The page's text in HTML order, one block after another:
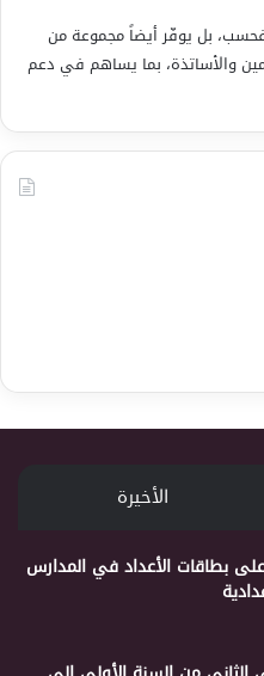
بل يوفّر أيضاً مجموعة من
والأساتذة، بما يساهم في دعم
الأخيرة
بطاقات الأعداد في المدارس